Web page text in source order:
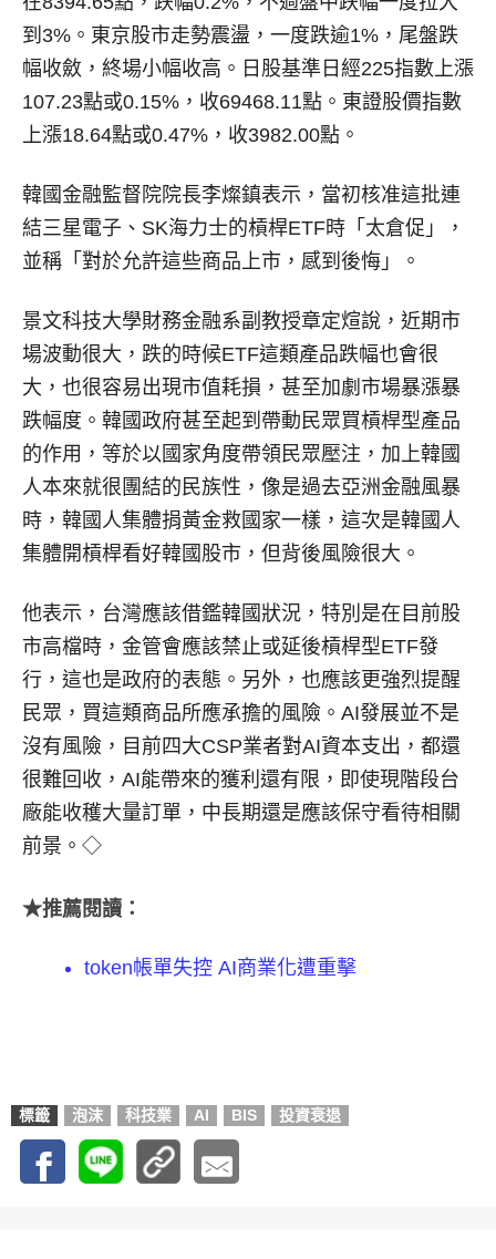
到3%。東京股市走勢震盪，一度跌逾1%，尾盤跌
幅收斂，終場小幅收高。日股基準日經225指數上漲
107.23點或0.15%，收69468.11點。東證股價指數
上漲18.64點或0.47%，收3982.00點。
韓國金融監督院院長李燦鎮表示，當初核准這批連
結三星電子、SK海力士的槓桿ETF時「太倉促」，
並稱「對於允許這些商品上市，感到後悔」。
景文科技大學財務金融系副教授章定煊說，近期市
場波動很大，跌的時候ETF這類產品跌幅也會很
大，也很容易出現市值耗損，甚至加劇市場暴漲暴
跌幅度。韓國政府甚至起到帶動民眾買槓桿型產品
的作用，等於以國家角度帶領民眾壓注，加上韓國
人本來就很團結的民族性，像是過去亞洲金融風暴
時，韓國人集體捐黃金救國家一樣，這次是韓國人
集體開槓桿看好韓國股市，但背後風險很大。
他表示，台灣應該借鑑韓國狀況，特別是在目前股
市高檔時，金管會應該禁止或延後槓桿型ETF發
行，這也是政府的表態。另外，也應該更強烈提醒
民眾，買這類商品所應承擔的風險。AI發展並不是
沒有風險，目前四大CSP業者對AI資本支出，都還
很難回收，AI能帶來的獲利還有限，即使現階段台
廠能收穫大量訂單，中長期還是應該保守看待相關
前景。◇
★推薦閱讀：
token帳單失控 AI商業化遭重擊
標籤 泡沫 科技業 AI BIS 投資衰退